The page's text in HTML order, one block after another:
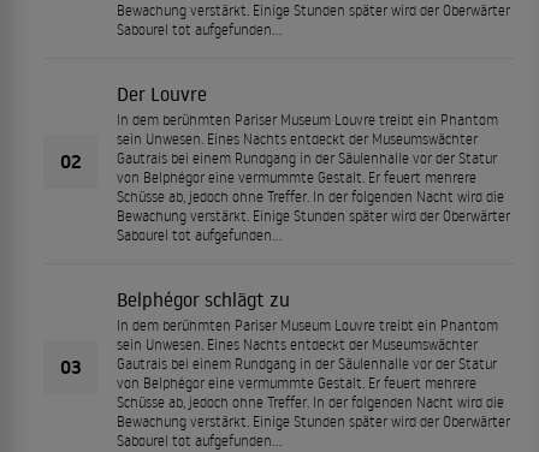
Bewachung verstärkt. Einige Stunden später wird der Oberwärter
Sabourel tot aufgefunden...
02
Der Louvre
In dem berühmten Pariser Museum Louvre treibt ein Phantom
sein Unwesen. Eines Nachts entdeckt der Museumswächter
Gautrais bei einem Rundgang in der Säulenhalle vor der Statur
von Belphégor eine vermummte Gestalt. Er feuert mehrere
Schüsse ab, jedoch ohne Treffer. In der folgenden Nacht wird die
Bewachung verstärkt. Einige Stunden später wird der Oberwärter
Sabourel tot aufgefunden...
03
Belphégor schlägt zu
In dem berühmten Pariser Museum Louvre treibt ein Phantom
sein Unwesen. Eines Nachts entdeckt der Museumswächter
Gautrais bei einem Rundgang in der Säulenhalle vor der Statur
von Belphégor eine vermummte Gestalt. Er feuert mehrere
Schüsse ab, jedoch ohne Treffer. In der folgenden Nacht wird die
Bewachung verstärkt. Einige Stunden später wird der Oberwärter
Sabourel tot aufgefunden...